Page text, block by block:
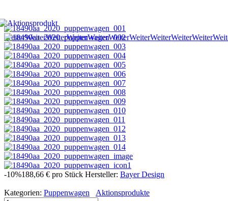
WeiterWeiterWeiterWeiterWeiterWeiterWeiterWeiterWeiterWeiter
-10%188,66 € pro Stück Hersteller: Bayer Design
Kategorien: Puppenwagen Aktionsprodukte